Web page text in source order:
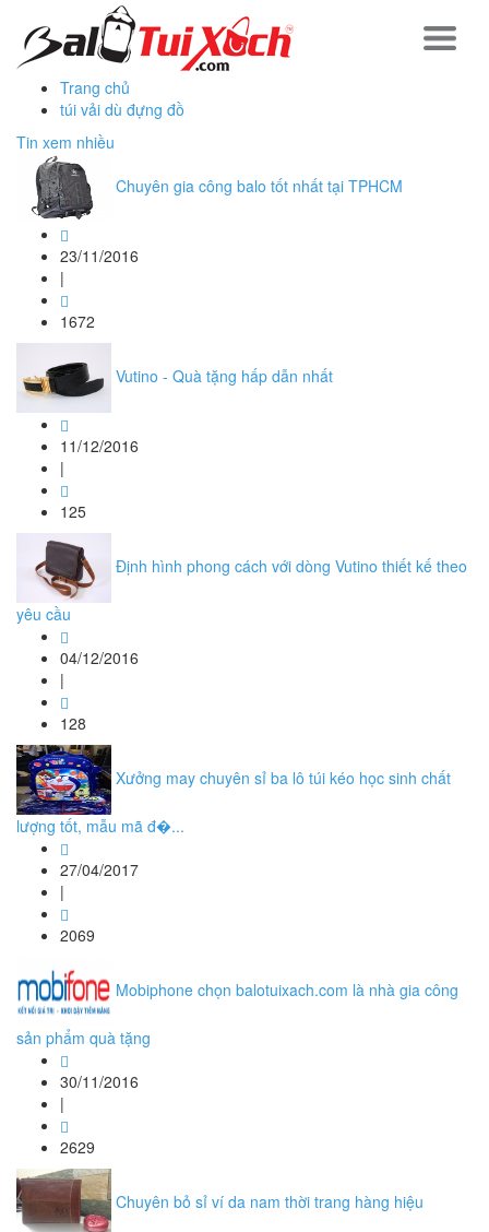
Trang chủ
túi vải dù đựng đồ
Tin xem nhiều
Chuyên gia công balo tốt nhất tại TPHCM
23/11/2016
|
1672
Vutino - Quà tặng hấp dẫn nhất
11/12/2016
|
125
Định hình phong cách với dòng Vutino thiết kế theo
yêu cầu
04/12/2016
|
128
Xưởng may chuyên sỉ ba lô túi kéo học sinh chất
lượng tốt, mẫu mã đ�...
27/04/2017
|
2069
Mobiphone chọn balotuixach.com là nhà gia công
sản phẩm quà tặng
30/11/2016
|
2629
Chuyên bỏ sỉ ví da nam thời trang hàng hiệu